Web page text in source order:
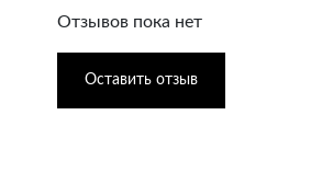
Отзывов пока нет
Оставить отзыв